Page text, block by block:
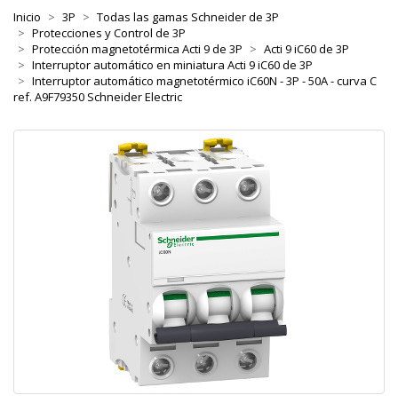
Inicio 3P
Todas las gamas Schneider de 3P
Protecciones y Control de 3P
Protección magnetotérmica Acti 9 de 3P
Acti 9 iC60 de 3P
Interruptor automático en miniatura Acti 9 iC60 de 3P
Interruptor automático magnetotérmico iC60N - 3P - 50A - curva C
ref. A9F79350 Schneider Electric